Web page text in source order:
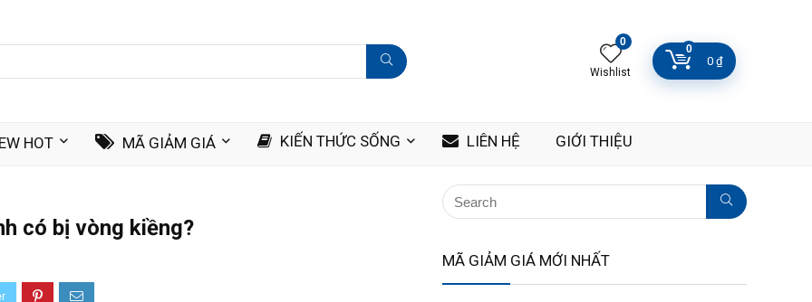
0
Wishlist
0
0 ₫
HOT MÃ GIẢM GIÁ KIẾN THỨC SỐNG LIÊN HỆ GIỚI THIỆU
có bị vòng kiềng?
MÃ GIẢM GIÁ MỚI NHẤT